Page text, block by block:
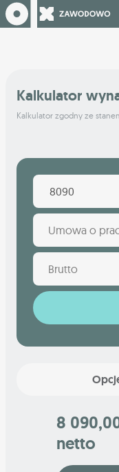
Kalkulator
Kalkulator zgodny ze
Umowa o
Brutto
8
netto